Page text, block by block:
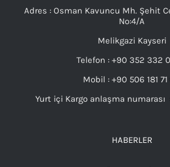
Adres : Osman Kavuncu Mh. Şehit
No:4/A
Melikgazi Kayseri
Telefon : +90 352 332
Mobil : +90 506 181
Yurt içi Kargo anlaşma numarası
HABERLER